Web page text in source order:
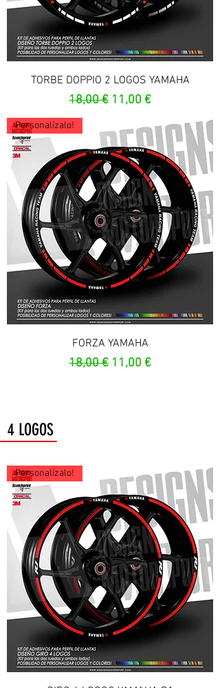
TORBE DOPPIO 2 LOGOS YAMAHA
Prix original
18,00 € Prix promotionnel
11,00 €
Personalízalo!
FORZA YAMAHA
Prix original
18,00 € Prix promotionnel
11,00 €
4 LOGOS
Personalízalo!